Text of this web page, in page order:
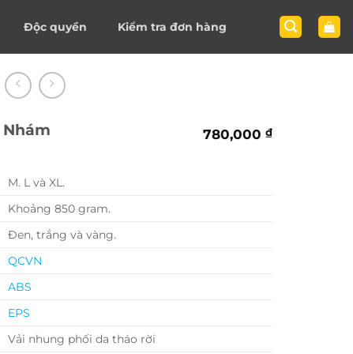
Độc quyền Kiểm tra đơn hàng
780,000 ₫
M. L và XL.
Khoảng 850 gram.
Đen, trắng và vàng.
QCVN
ABS
EPS
Vải nhung phối da tháo rời